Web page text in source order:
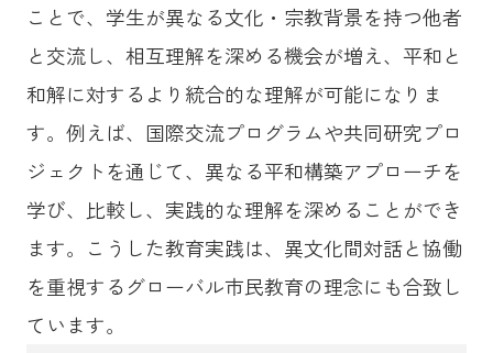
ことで、学生が異なる文化・宗教背景を持つ他者
と交流し、相互理解を深める機会が増え、平和と
和解に対するより統合的な理解が可能になりま
す。例えば、国際交流プログラムや共同研究プロ
ジェクトを通じて、異なる平和構築アプローチを
学び、比較し、実践的な理解を深めることができ
ます。こうした教育実践は、異文化間対話と協働
を重視するグローバル市民教育の理念にも合致し
ています。